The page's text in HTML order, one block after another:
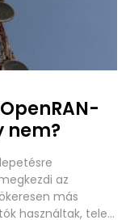
nem?
az
más
használtak, tele